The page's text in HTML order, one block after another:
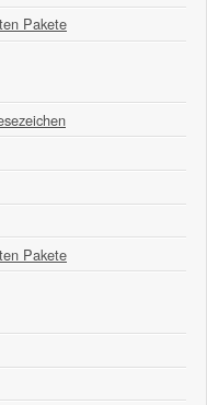
Pakete
Pakete